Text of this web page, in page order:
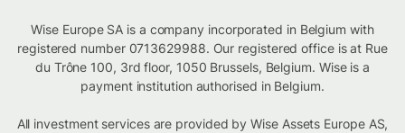
Wise Europe SA is a company incorporated in Belgium with
registered number 0713629988. Our registered office is at Rue
du Trône 100, 3rd floor, 1050 Brussels, Belgium. Wise is a
payment institution authorised in Belgium.
All investment services are provided by Wise Assets Europe AS,